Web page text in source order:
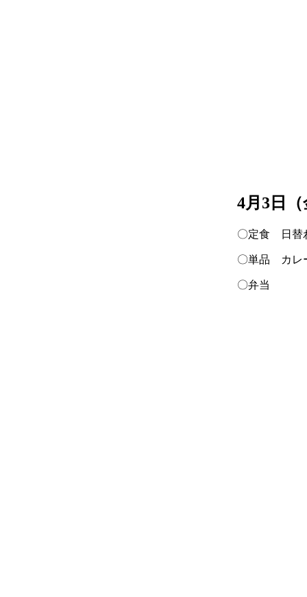
4月3日
〇定食 日
〇単品 カ
〇弁当